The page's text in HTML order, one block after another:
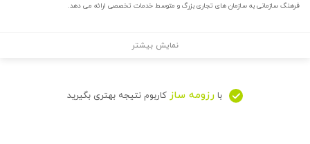
فرهنگ سازمانی به سازمان های تجاری بزرگ و متوسط خدمات تخصصی ارائه می دهد.
نمایش بیشتر
با رزومه ساز کاربوم نتیجه بهتری بگیرید